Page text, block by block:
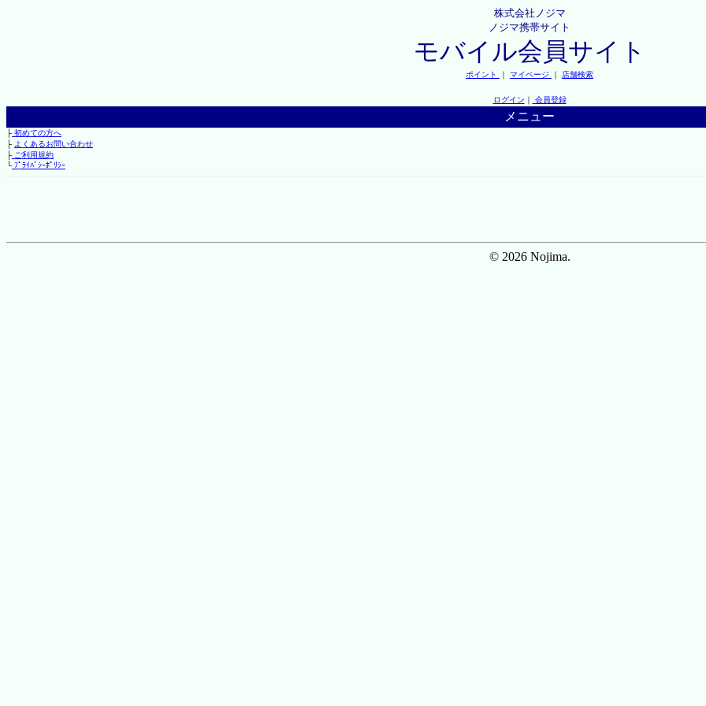
株式会社ノジマ
ノジマ携帯サイト
モバイル会員サイト
ポイント ｜ マイページ ｜ 店舗検索
ログイン ｜ 会員登録
メニュー
├初めての方へ
├ よくあるお問い合わせ
├ご利用規約
└ﾌﾟﾗｲﾊﾞｼｰﾎﾟﾘｼｰ
© 2026 Nojima.